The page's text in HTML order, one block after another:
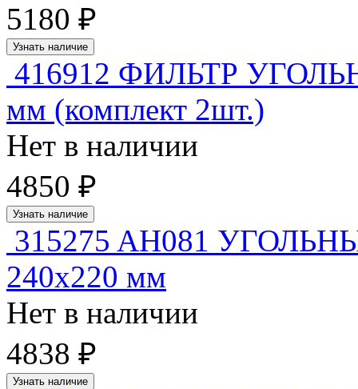
5180 ₽
Узнать наличие
416912 ФИЛЬТР
мм (комплект 2шт.)
Нет в наличии
4850 ₽
Узнать наличие
315275 AH081
240x220 мм
Нет в наличии
4838 ₽
Узнать наличие